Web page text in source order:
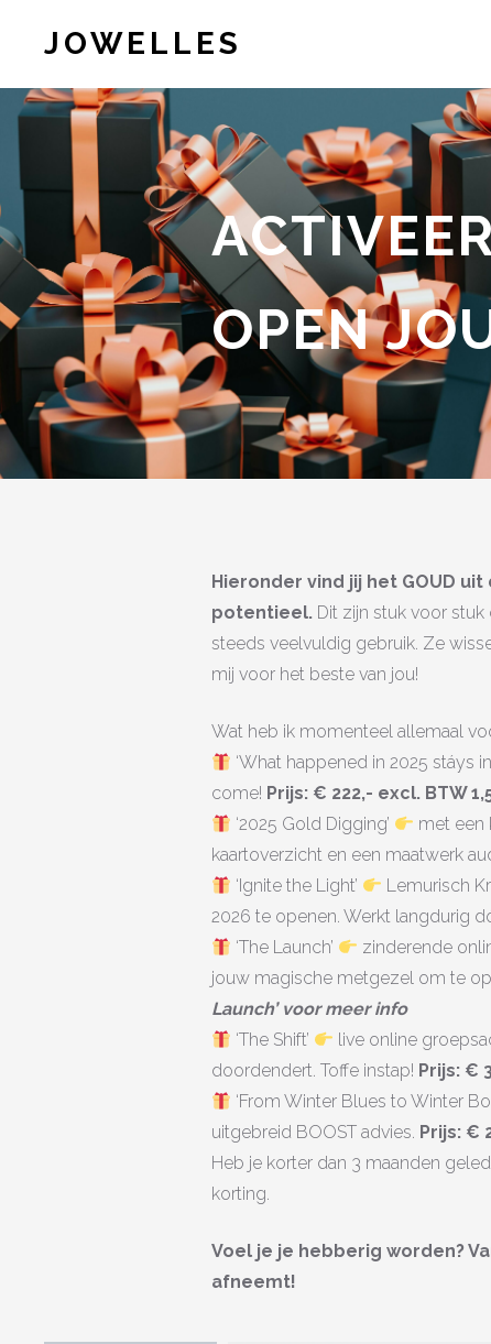
JOWELLES
OPEN
Hieronder vind jij het GOUD
potentieel. Dit zijn stuk voor
steeds veelvuldig gebruik. Ze
mij voor het beste van jou!
Wat heb ik momenteel allemaal
‘What happened in 2025 stáys in
come! Prijs: € 222,- excl. BTW
‘2025 Gold Digging’
met een
kaartoverzicht en een maatwerk
‘Ignite the Light’
Lemurisch
2026 te openen. Werkt langdurig
‘The Launch’
zinderende
jouw magische metgezel om te
Launch’ voor meer info
‘The Shift’
live online
doordendert. Toffe instap! Prijs: €
‘From Winter Blues to Winter
uitgebreid BOOST advies. Prijs: €
Heb je korter dan 3 maanden
korting.
Voel je je hebberig worden?
afneemt!